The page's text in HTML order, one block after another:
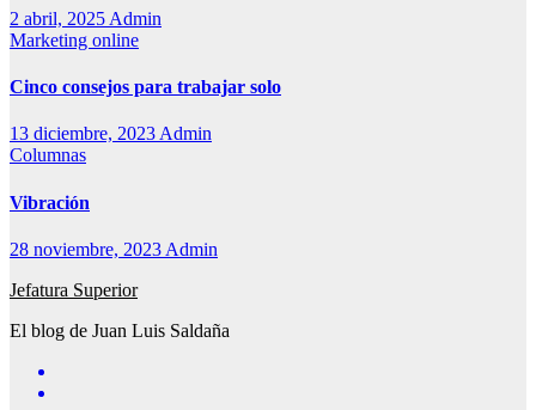
2 abril, 2025 Admin
Marketing online
Cinco consejos para trabajar solo
13 diciembre, 2023 Admin
Columnas
Vibración
28 noviembre, 2023 Admin
Jefatura Superior
El blog de Juan Luis Saldaña